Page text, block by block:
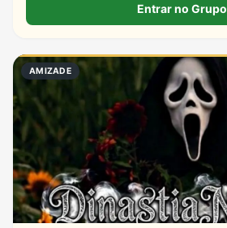
Entrar no Grupo
AMIZADE